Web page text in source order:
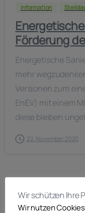
Information
Förderung
Energetische
mehr
Versionen zum
EnEV) mit einem
diese bleiben
22. November 2020
Wir schützen Ihre
Wir nutzen